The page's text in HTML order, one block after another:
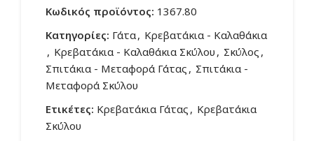
Κωδικός προϊόντος: 1367.80
Κατηγορίες: Γάτα, Κρεβατάκια - Καλαθάκια
, Κρεβατάκια - Καλαθάκια Σκύλου , Σκύλος ,
Σπιτάκια - Μεταφορά Γάτας , Σπιτάκια -
Μεταφορά Σκύλου
Ετικέτες: Κρεβατάκια Γάτας , Κρεβατάκια
Σκύλου